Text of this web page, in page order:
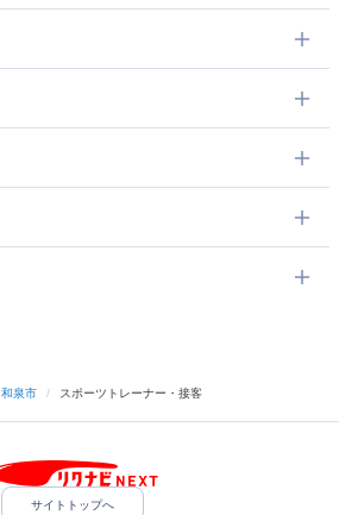
和泉市 / スポーツトレーナー・接客
サイトトップへ